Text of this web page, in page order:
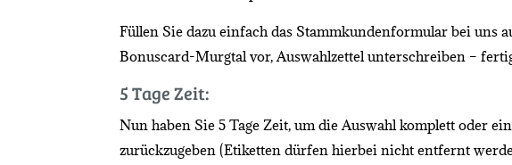
Füllen Sie dazu einfach das Stammkundenformular bei uns
Bonuscard-Murgtal vor, Auswahlzettel unterschreiben –
5 Tage Zeit:
Nun haben Sie 5 Tage Zeit, um die Auswahl komplett oder
zurückzugeben (Etiketten dürfen hierbei nicht entfernt